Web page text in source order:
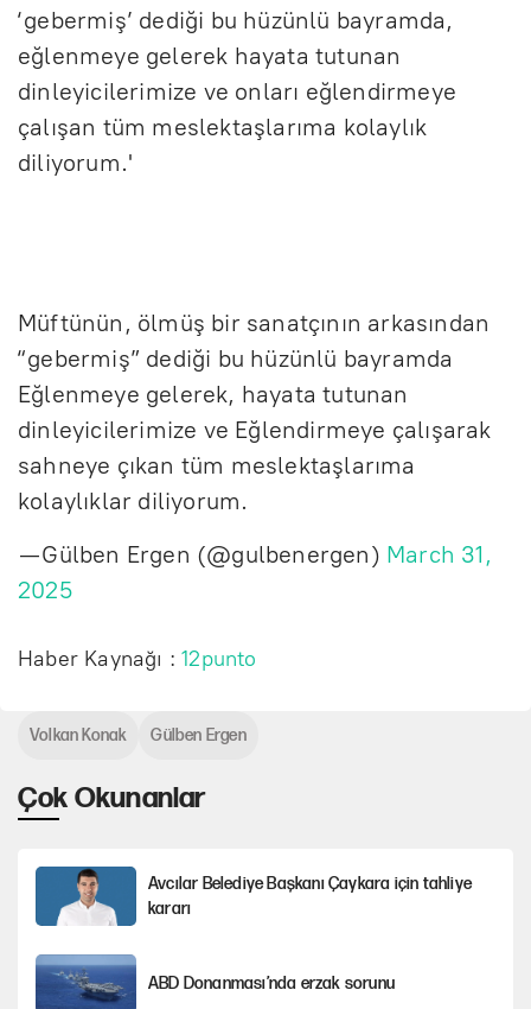
‘gebermiş’ dediği bu hüzünlü bayramda,
eğlenmeye gelerek hayata tutunan
dinleyicilerimize ve onları eğlendirmeye
çalışan tüm meslektaşlarıma kolaylık
diliyorum.'
Müftünün, ölmüş bir sanatçının arkasından
“gebermiş” dediği bu hüzünlü bayramda
Eğlenmeye gelerek, hayata tutunan
dinleyicilerimize ve Eğlendirmeye çalışarak
sahneye çıkan tüm meslektaşlarıma
kolaylıklar diliyorum.
— Gülben Ergen (@gulbenergen) March 31,
2025
Haber Kaynağı :12punto
Çok Okunanlar
Avcılar Belediye Başkanı Çaykara için tahliye
kararı
ABD Donanması’nda erzak sorunu
Volkan Konak Gülben Ergen